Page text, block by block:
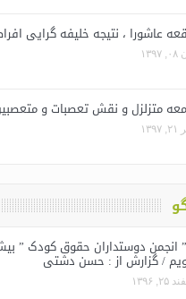
عاشورا ، نتیجه خلیفه گرایی
متزلزل و نقش تعصبات و
” انجمن دوستداران حقوق کودک ”
/ گزارش از : حسن دشتی
۱۳۹۶